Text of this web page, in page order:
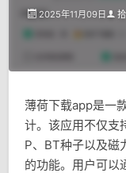
2025年11月09日
薄荷下载app是一
计。该应用不仅支
P、BT种子以及磁
的功能。用户可以